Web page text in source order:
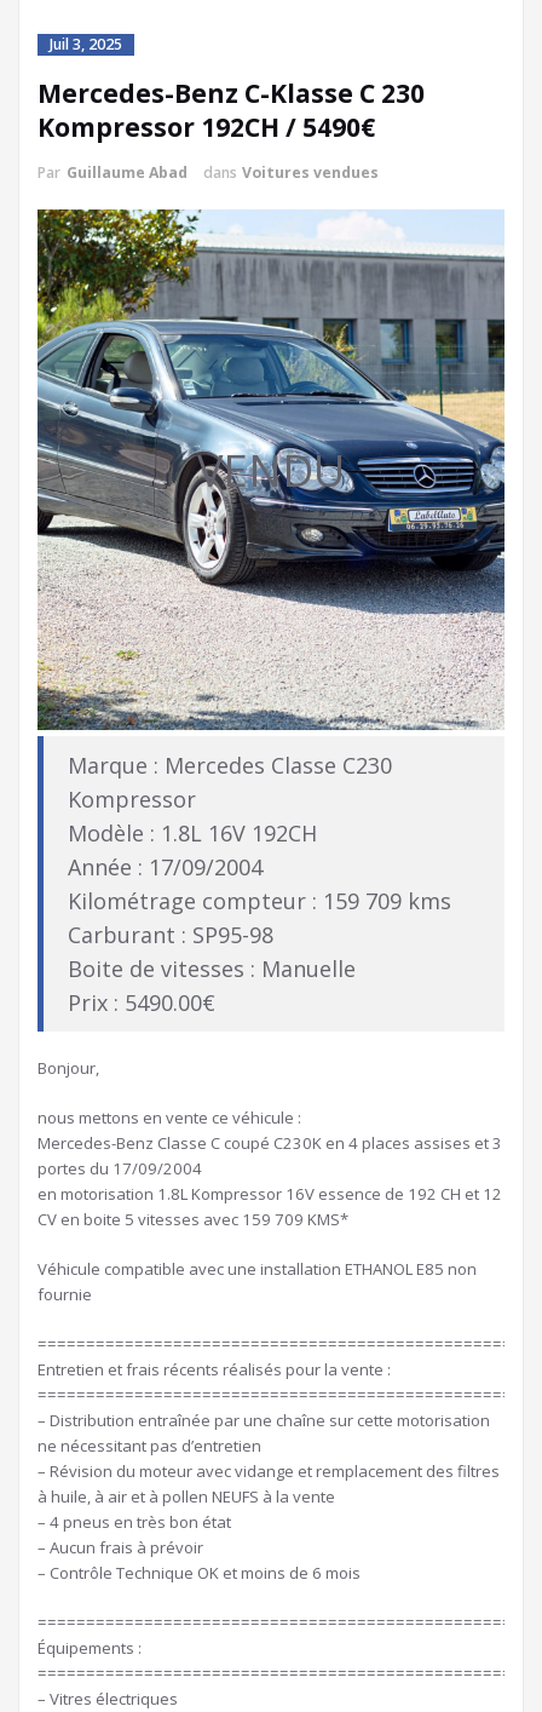
Juil 3, 2025
Mercedes-Benz C-Klasse C 230
Kompressor 192CH / 5490€
Par Guillaume Abad dans Voitures vendues
VENDU
Marque : Mercedes Classe C230
Kompressor
Modèle : 1.8L 16V 192CH
Année : 17/09/2004
Kilométrage compteur : 159 709 kms
Carburant : SP95-98
Boite de vitesses : Manuelle
Prix : 5490.00€
Bonjour,
nous mettons en vente ce véhicule :
Mercedes-Benz Classe C coupé C230K en 4 places assises et 3
portes du 17/09/2004
en motorisation 1.8L Kompressor 16V essence de 192 CH et 12
CV en boite 5 vitesses avec 159 709 KMS*
Véhicule compatible avec une installation ETHANOL E85 non
fournie
Entretien et frais récents réalisés pour la vente :
– Distribution entraînée par une chaîne sur cette motorisation
ne nécessitant pas d’entretien
– Révision du moteur avec vidange et remplacement des filtres
à huile, à air et à pollen NEUFS à la vente
– 4 pneus en très bon état
– Aucun frais à prévoir
– Contrôle Technique OK et moins de 6 mois
Équipements :
– Vitres électriques